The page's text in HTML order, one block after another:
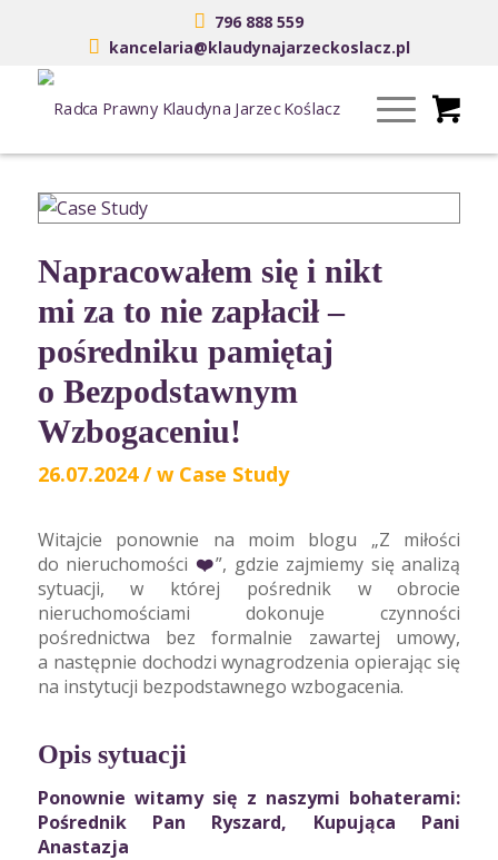
796 888 559
kancelaria@klaudynajarzeckoslacz.pl
Napracowałem się i nikt
mi za to nie zapłacił –
pośredniku pamiętaj
o Bezpodstawnym
Wzbogaceniu!
26.07.2024 / w Case Study
Witajcie ponownie na moim blogu „Z miłości
do nieruchomości ❤️”, gdzie zajmiemy się analizą
sytuacji, w której pośrednik w obrocie
nieruchomościami dokonuje czynności
pośrednictwa bez formalnie zawartej umowy,
a następnie dochodzi wynagrodzenia opierając się
na instytucji bezpodstawnego wzbogacenia.
Opis sytuacji
Ponownie witamy się z naszymi bohaterami:
Pośrednik Pan Ryszard, Kupująca Pani
Anastazja